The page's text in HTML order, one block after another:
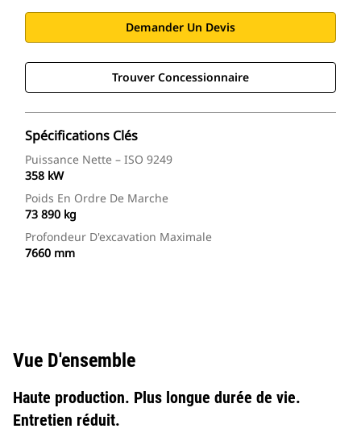
Demander Un Devis
Trouver Concessionnaire
Spécifications Clés
Puissance Nette – ISO 9249
358 kW
Poids En Ordre De Marche
73 890 kg
Profondeur D'excavation Maximale
7660 mm
Vue D'ensemble
Haute production. Plus longue durée de vie.
Entretien réduit.